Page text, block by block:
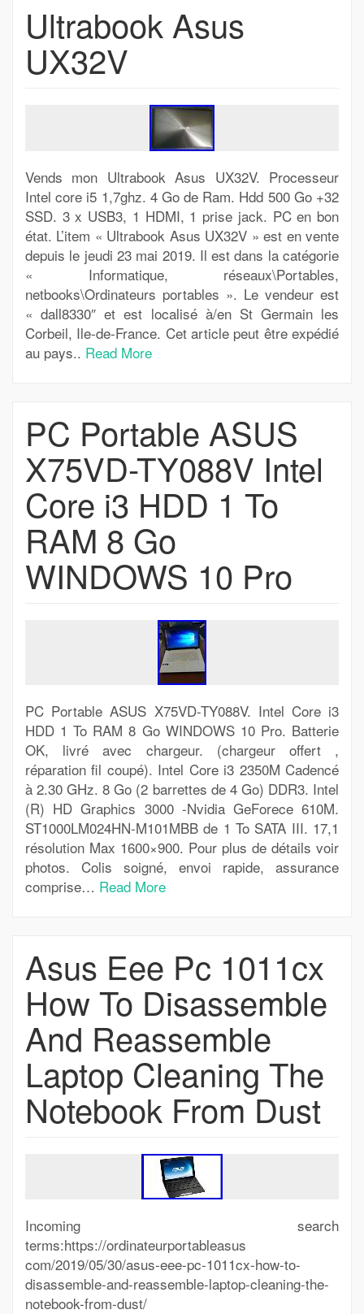
Ultrabook Asus
UX32V
Vends mon Ultrabook Asus UX32V. Processeur
Intel core i5 1,7ghz. 4 Go de Ram. Hdd 500 Go +32
SSD. 3 x USB3, 1 HDMI, 1 prise jack. PC en bon
état. L’item « Ultrabook Asus UX32V » est en vente
depuis le jeudi 23 mai 2019. Il est dans la catégorie
« Informatique, réseaux\Portables,
netbooks\Ordinateurs portables ». Le vendeur est
« dall8330″ et est localisé à/en St Germain les
Corbeil, Ile-de-France. Cet article peut être expédié
au pays.. Read More
PC Portable ASUS
X75VD-TY088V Intel
Core i3 HDD 1 To
RAM 8 Go
WINDOWS 10 Pro
PC Portable ASUS X75VD-TY088V. Intel Core i3
HDD 1 To RAM 8 Go WINDOWS 10 Pro. Batterie
OK, livré avec chargeur. (chargeur offert ,
réparation fil coupé). Intel Core i3 2350M Cadencé
à 2.30 GHz. 8 Go (2 barrettes de 4 Go) DDR3. Intel
(R) HD Graphics 3000 -Nvidia GeForece 610M.
ST1000LM024HN-M101MBB de 1 To SATA III. 17,1
résolution Max 1600×900. Pour plus de détails voir
photos. Colis soigné, envoi rapide, assurance
comprise… Read More
Asus Eee Pc 1011cx
How To Disassemble
And Reassemble
Laptop Cleaning The
Notebook From Dust
Incoming search
terms:https://ordinateurportableasus
com/2019/05/30/asus-eee-pc-1011cx-how-to-
disassemble-and-reassemble-laptop-cleaning-the-
notebook-from-dust/